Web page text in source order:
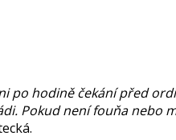
po hodině čekání před
Pokud není fouňa nebo
.